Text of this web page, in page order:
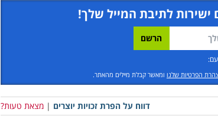
ישירות לתיבת המייל שלך!
הפרטיות שלנו ומאשר קבלת מיילים מהאתר.
דווח על הפרת זכויות יוצרים | מצאת טעות?